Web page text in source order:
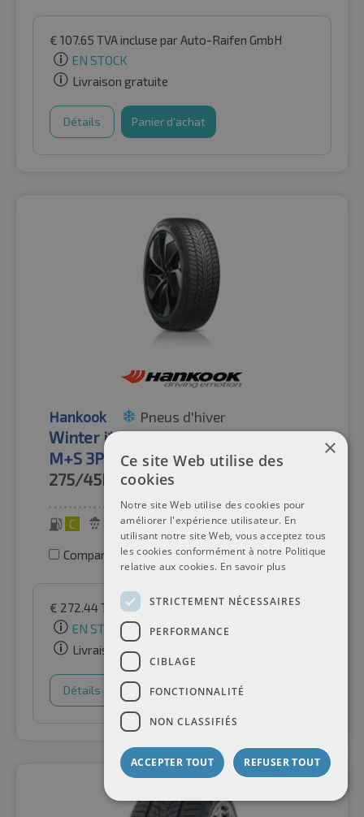
€ 107.65 TVA incluse par Auto-Raifen GmbH
EN STOCK
Livraison gratuite
Détails Panier d'achat
Hankook Pneus d'hiver
Winter i*cept iON X IW01A SUV XL
M+S 3PMSF TL
275/45R20110V
C 70 dB
Comparer les pneus
€ 272.44TVA inclusepar Auto-Raifen GmbH
EN STOCK
Livraison gratuite
Détails Panier d'achat
×
Ce site Web utilise des
cookies
Notre site Web utilise des cookies pour
améliorer l'expérience utilisateur. En
utilisant notre site Web, vous acceptez tous
les cookies conformément à notre Politique
relative aux cookies. En savoir plus
STRICTEMENT NÉCESSAIRES
PERFORMANCE
CIBLAGE
FONCTIONNALITÉ
NON CLASSIFIÉS
ACCEPTER TOUT REFUSER TOUT